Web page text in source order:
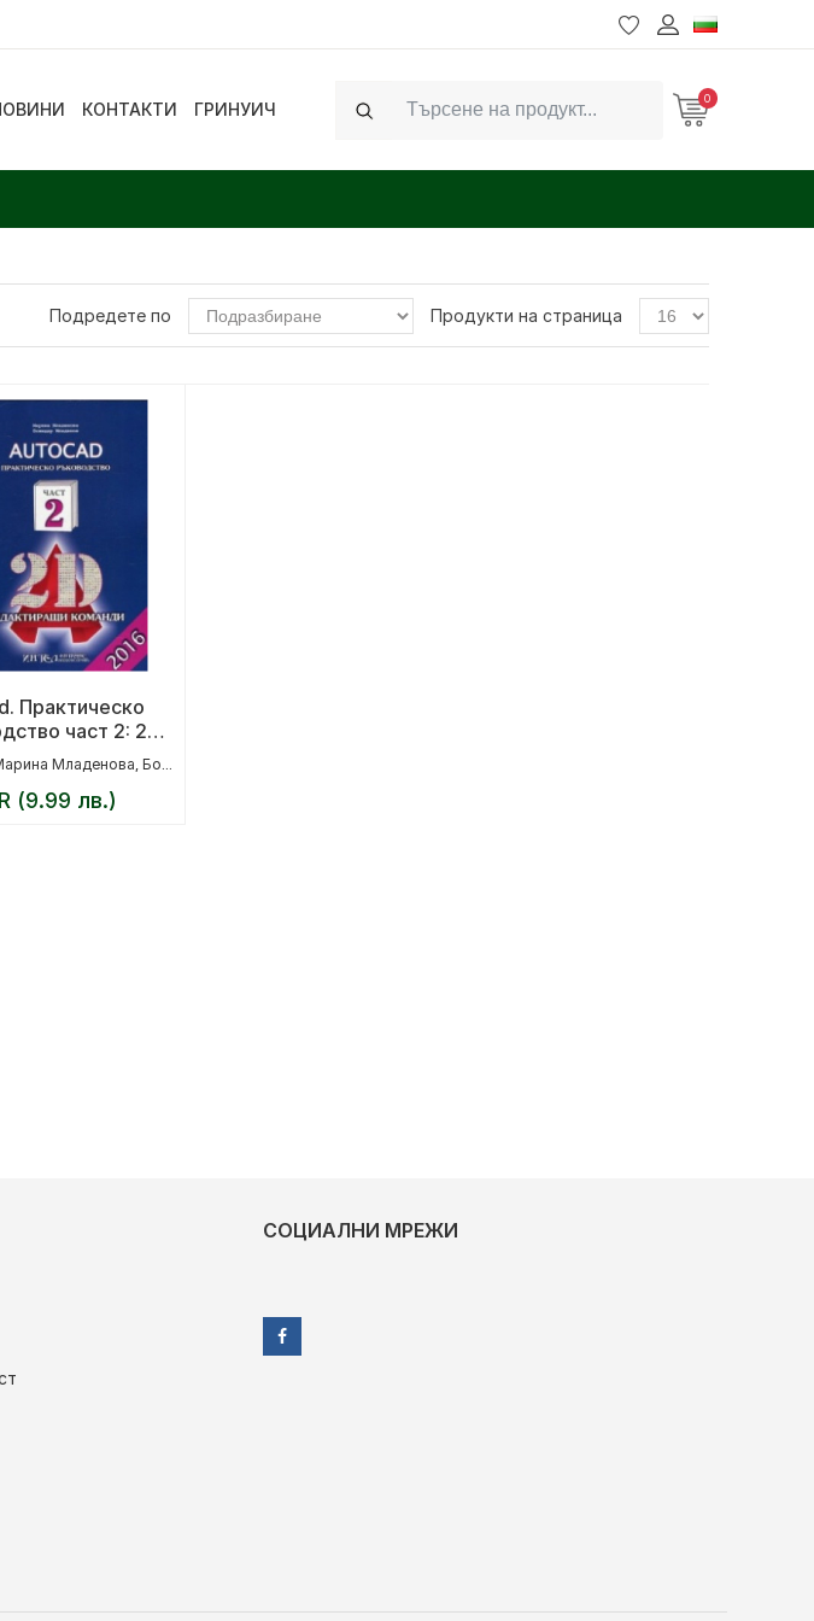
КОНТАКТИ ГРИНУИЧ
Search
0
Подредете по Продукти на страница
Практическо
част 2: 2D
команди
Младенова Божидар Младенов
(9.99 лв.)
СОЦИАЛНИ МРЕЖИ